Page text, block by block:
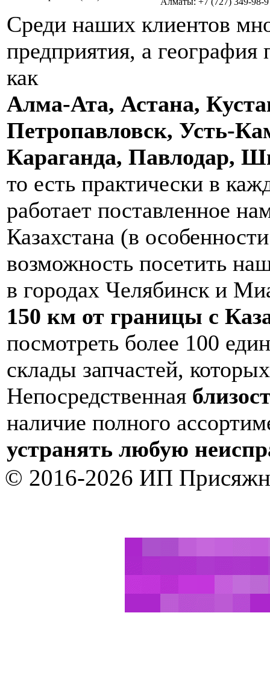
Среди наших клиентов
предприятия, а география
как
Алма-Ата, Астана,
Петропавловск, Усть-
Караганда, Павлодар,
то есть практически в
работает поставленное
Казахстана (в
возможность посетить
в городах Челябинск и
150 км от границы с
посмотреть более 100
склады запчастей,
Непосредственная
наличие полного
устранять любую
© 2016-2026 ИП